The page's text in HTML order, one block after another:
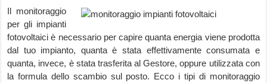
Il monitoraggio
per gli impianti
fotovoltaici è necessario per capire quanta energia viene prodotta
dal tuo impianto, quanta è stata effettivamente consumata e
quanta, invece, è stata trasferita al Gestore, oppure utilizzata con
la formula dello scambio sul posto. Ecco i tipi di monitoraggio